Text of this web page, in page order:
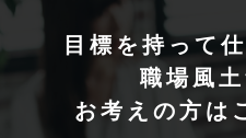
目標を持って
職場風
お考えの方は